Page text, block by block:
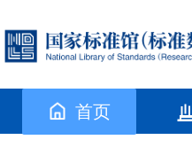
首页